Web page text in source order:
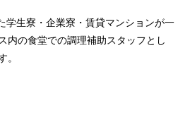
学生寮・企業寮・賃貸マンションが一
内の食堂での調理補助スタッフとし
。